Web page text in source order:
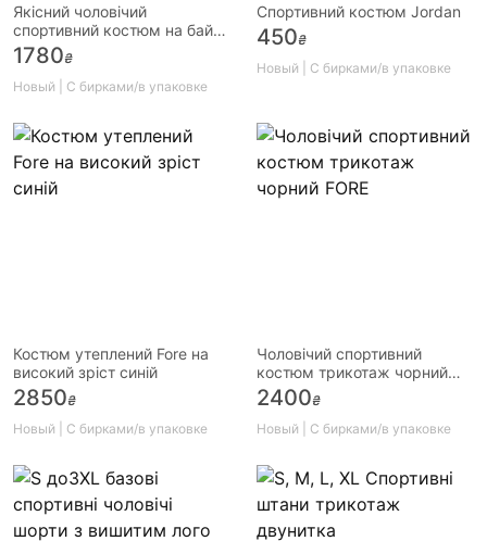
Якісний чоловічий
спортивний костюм на байці
туреччина батал 54-60р.
1780₴
Новый | С бирками/в упаковке
Спортивний костюм Jordan
450₴
Новый | С бирками/в упаковке
Костюм утеплений Fore на
високий зріст синій
2850₴
Новый | С бирками/в упаковке
Чоловічий спортивний
костюм трикотаж чорний
FORE
2400₴
Новый | С бирками/в упаковке